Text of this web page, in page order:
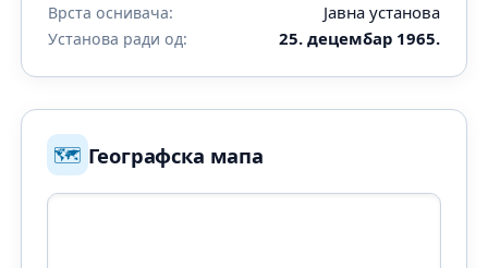
Врста оснивача: Јавна установа
Установа ради од: 25. децембар 1965.
🗺️ Географска мапа